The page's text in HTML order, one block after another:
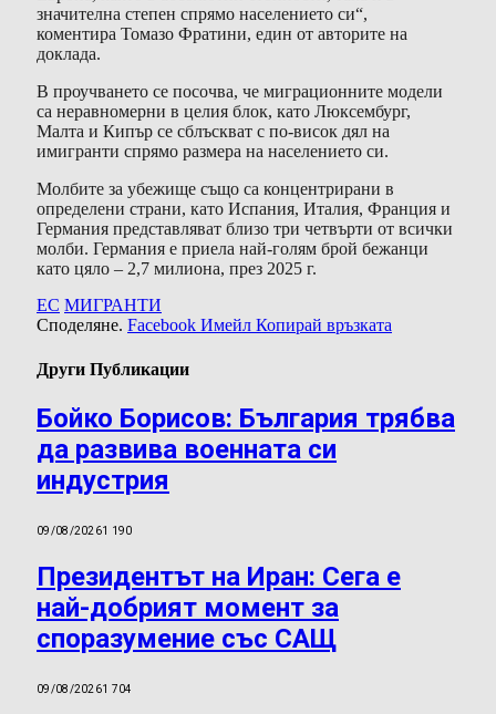
значителна степен спрямо населението си“,
коментира Томазо Фратини, един от авторите на
доклада.
В проучването се посочва, че миграционните модели
са неравномерни в целия блок, като Люксембург,
Малта и Кипър се сблъскват с по-висок дял на
имигранти спрямо размера на населението си.
Молбите за убежище също са концентрирани в
определени страни, като Испания, Италия, Франция и
Германия представляват близо три четвърти от всички
молби. Германия е приела най-голям брой бежанци
като цяло – 2,7 милиона, през 2025 г.
ЕС МИГРАНТИ
Споделяне. Facebook Имейл Копирай връзката
Други Публикации
Бойко Борисов: България трябва
да развива военната си
индустрия
09/08/20261 190
Президентът на Иран: Сега е
най-добрият момент за
споразумение със САЩ
09/08/20261 704